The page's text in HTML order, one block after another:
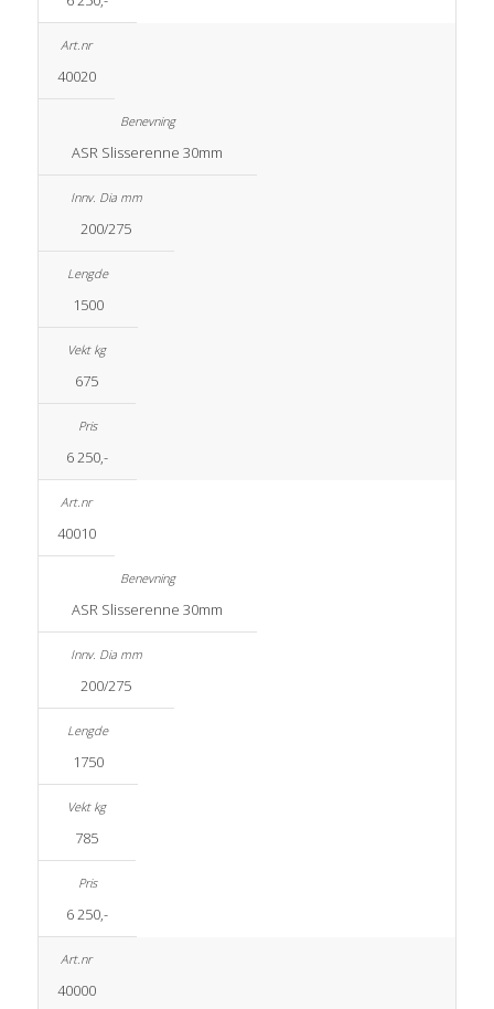
40020
ASR Slisserenne 30mm
200/275
1500
675
6 250,-
40010
ASR Slisserenne 30mm
200/275
1750
785
6 250,-
40000